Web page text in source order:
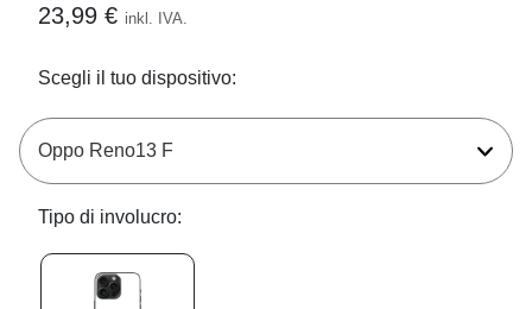
23,99 € inkl. IVA.
Scegli il tuo dispositivo:
Tipo di involucro: